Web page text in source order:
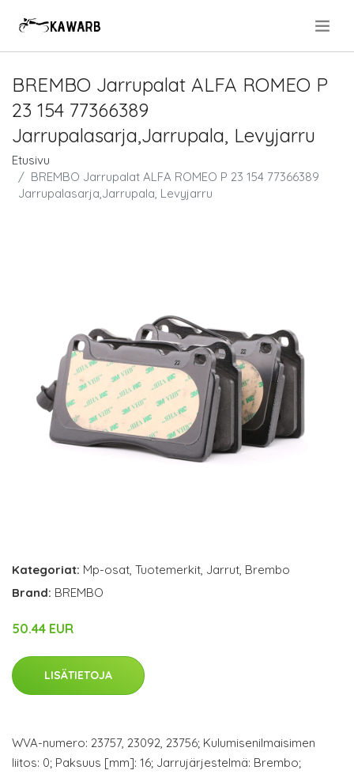
BREMBO Jarrupalat ALFA ROMEO P
23 154 77366389
Jarrupalasarja,Jarrupala, Levyjarru
Etusivu
BREMBO Jarrupalat ALFA ROMEO P 23 154 77366389
Jarrupalasarja,Jarrupala, Levyjarru
Kategoriat: Mp-osat, Tuotemerkit, Jarrut, Brembo
Brand: BREMBO
50.44 EUR
LISÄTIETOJA
WVA-numero: 23757, 23092, 23756; Kulumisenilmaisimen
liitos: 0; Paksuus [mm]: 16; Jarrujärjestelmä: Brembo;